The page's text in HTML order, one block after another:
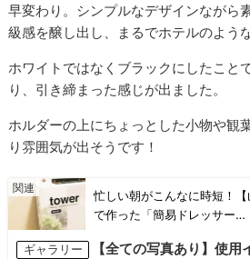
早変わり。シンプルなデザインながら
級感を醸し出し、まるでホテルのよう
ホワイトではなくブラックにしたこと
り、引き締まった感じが出ました。
ホルダーの上にちょっとした小物や観
り雰囲気が出そうです！
忙しい朝がこんなに時短！
で作った「簡易ドレッサー…
ギャラリー
【全ての写真あり】使